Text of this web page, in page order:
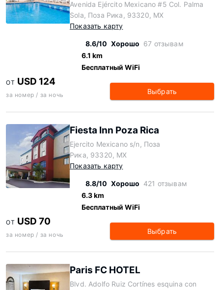
Avenida Ejército Mexicano #5 Col. Palma
Sola, Поза Рика, 93320, MX
Показать карту
8.6/10 Хорошо 67 отзывам
6.1 km
Бесплатный WiFi
ОТ USD 124
за номер / за ночь Выбрать
Fiesta Inn Poza Rica
Ejercito Mexicano s/n, Поза
Рика, 93320, MX
Показать карту
8.8/10 Хорошо 421 отзывам
6.3 km
Бесплатный WiFi
ОТ USD 70
за номер / за ночь Выбрать
Paris FC HOTEL
Blvd. Adolfo Ruiz Cortínes esquina con